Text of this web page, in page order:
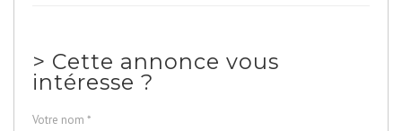
> Cette annonce vous
intéresse ?
Votre nom *